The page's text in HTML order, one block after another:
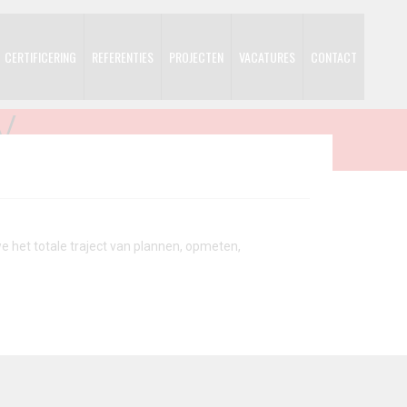
CERTIFICERING REFERENTIES PROJECTEN VACATURES CONTACT
het totale traject van plannen, opmeten,